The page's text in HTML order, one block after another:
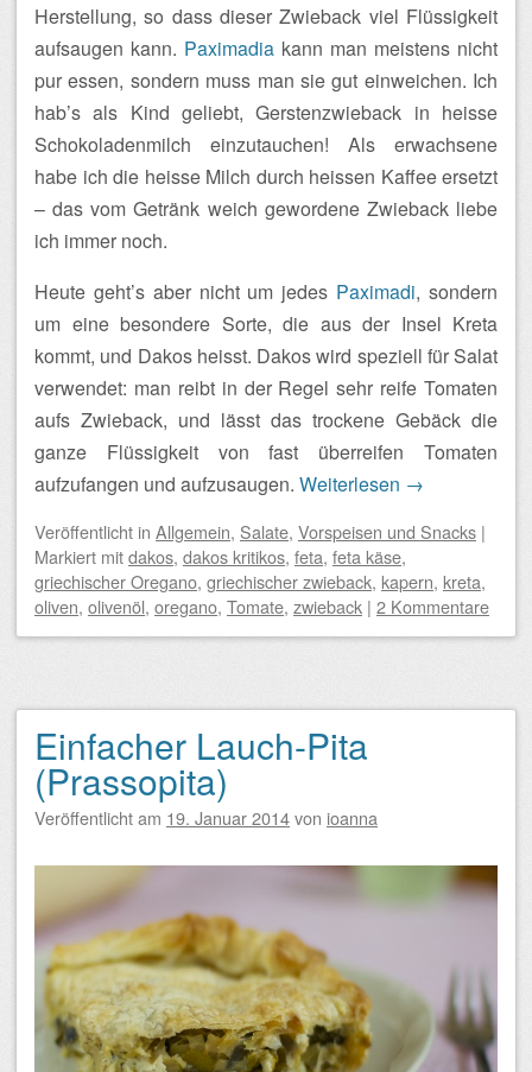
Herstellung, so dass dieser Zwieback viel Flüssigkeit
aufsaugen kann. Paximadia kann man meistens nicht
pur essen, sondern muss man sie gut einweichen. Ich
hab’s als Kind geliebt, Gerstenzwieback in heisse
Schokoladenmilch einzutauchen! Als erwachsene
habe ich die heisse Milch durch heissen Kaffee ersetzt
– das vom Getränk weich gewordene Zwieback liebe
ich immer noch.
Heute geht’s aber nicht um jedes Paximadi, sondern
um eine besondere Sorte, die aus der Insel Kreta
kommt, und Dakos heisst. Dakos wird speziell für Salat
verwendet: man reibt in der Regel sehr reife Tomaten
aufs Zwieback, und lässt das trockene Gebäck die
ganze Flüssigkeit von fast überreifen Tomaten
aufzufangen und aufzusaugen. Weiterlesen →
Veröffentlicht in Allgemein, Salate, Vorspeisen und Snacks |
Markiert mitdakos, dakos kritikos, feta, feta käse,
griechischer Oregano, griechischer zwieback, kapern, kreta,
oliven, olivenöl, oregano, Tomate, zwieback | 2 Kommentare
Einfacher Lauch-Pita
(Prassopita)
Veröffentlicht am 19. Januar 2014von ioanna